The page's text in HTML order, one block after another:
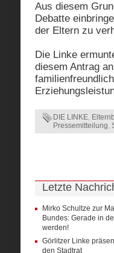
Aus diesem
Debatte
der Eltern zu
Die Linke
diesem Antrag
DIE LINKE,
Pressemitteilung,
Letzte
Mirko Schultze zur
Bundes: Gerade in
werden!
Görlitzer Linke
den Stadtrat